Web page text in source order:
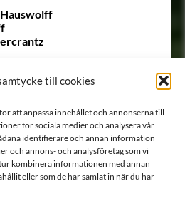
till cookies
att anpassa innehållet och annonserna till
för sociala medier och analysera vår
identifierare och annan information
och annons- och analysföretag som vi
kombinera informationen med annan
eller som de har samlat in när du har